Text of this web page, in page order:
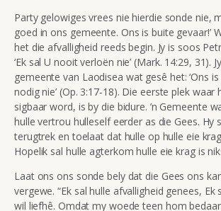
Party gelowiges vrees nie hierdie sonde nie,
goed in ons gemeente. Ons is buite gevaar!’
het die afvalligheid reeds begin. Jy is soos
‘Ek sal U nooit verloën nie’ (Mark. 14:29, 31).
gemeente van Laodisea wat gesê het: ‘Ons
nodig nie’ (Op. 3:17-18). Die eerste plek waar
sigbaar word, is by die bidure. ’n Gemeente
hulle vertrou hulleself eerder as die Gees. Hy
terugtrek en toelaat dat hulle op hulle eie
Hopelik sal hulle agterkom hulle eie krag is
Laat ons ons sonde bely dat die Gees ons
vergewe.“Ek sal hulle afvalligheid genees, Ek
wil liefhê. Omdat my woede teen hom